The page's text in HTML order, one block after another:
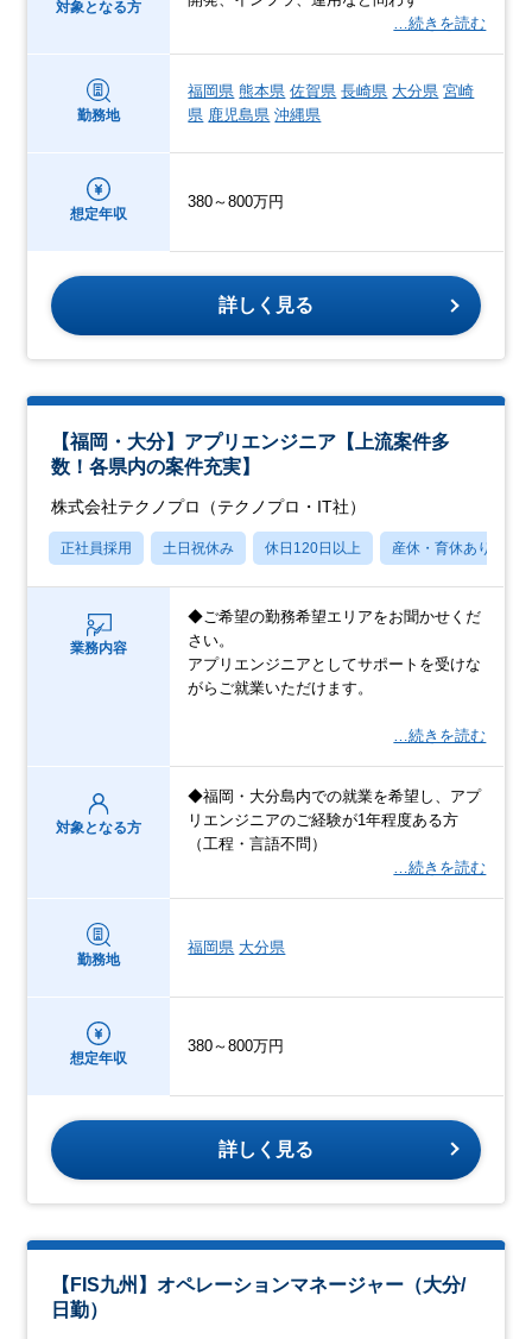
対象となる方
…続きを読む
勤務地
福岡県 熊本県 佐賀県 長崎県 大分県 宮崎
県 鹿児島県 沖縄県
想定年収
380～800万円
詳しく見る
【福岡・大分】アプリエンジニア【上流案件多
数！各県内の案件充実】
株式会社テクノプロ（テクノプロ・IT社）
正社員採用 土日祝休み 休日120日以上 産休・育休あり
業務内容
◆ご希望の勤務希望エリアをお聞かせくだ
さい。
アプリエンジニアとしてサポートを受けな
がらご就業いただけます。
…続きを読む
対象となる方
◆福岡・大分島内での就業を希望し、アプ
リエンジニアのご経験が1年程度ある方
（工程・言語不問）
…続きを読む
勤務地
福岡県 大分県
想定年収
380～800万円
詳しく見る
【FIS九州】オペレーションマネージャー（大分/
日勤）